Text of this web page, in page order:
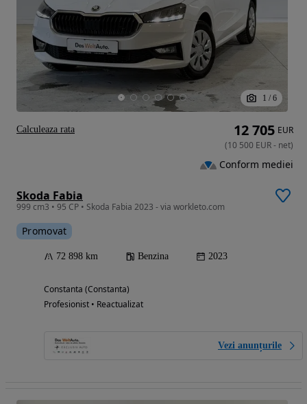
1 / 6
Skoda Fabia
999 cm3 • 95 CP • Skoda Fabia 2023 - via workleto.com
Promovat
72 898 km Benzina 2023
Constanta (Constanta)
Profesionist • Reactualizat
Vezi anunțurile
12 705 EUR
(10 500 EUR- net)
Conform mediei
Calculeaza rata